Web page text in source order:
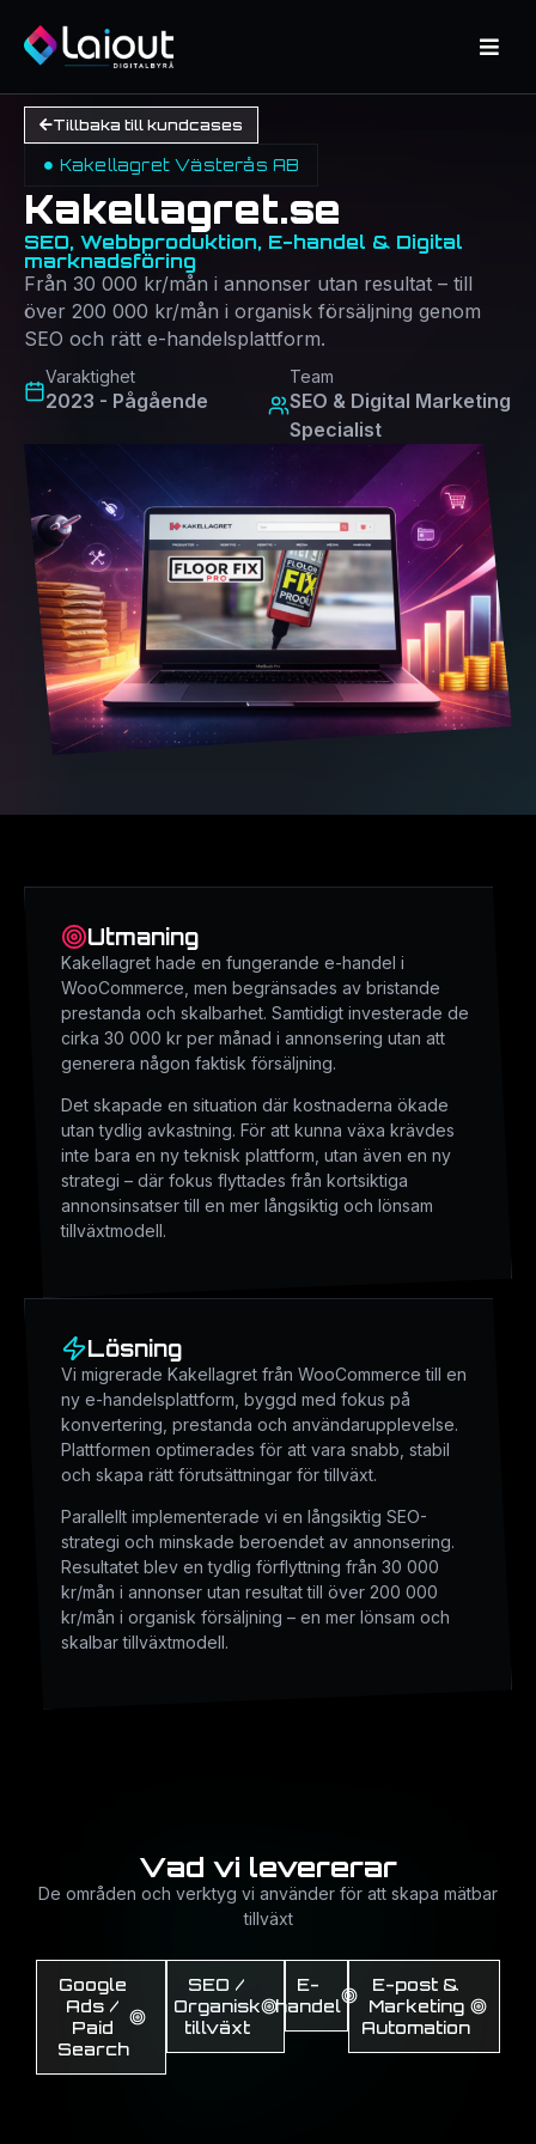
Tillbaka till kundcases
Kakellagret Västerås AB
Kakellagret.se
SEO, Webbproduktion, E-handel & Digital
marknadsföring
Från 30 000 kr/mån i annonser utan resultat – till
över 200 000 kr/mån i organisk försäljning genom
SEO och rätt e-handelsplattform.
Varaktighet
2023 - Pågående
Team
SEO & Digital Marketing
Specialist
Utmaning
Kakellagret hade en fungerande e-handel i
WooCommerce, men begränsades av bristande
prestanda och skalbarhet. Samtidigt investerade de
cirka 30 000 kr per månad i annonsering utan att
generera någon faktisk försäljning.
Det skapade en situation där kostnaderna ökade
utan tydlig avkastning. För att kunna växa krävdes
inte bara en ny teknisk plattform, utan även en ny
strategi – där fokus flyttades från kortsiktiga
annonsinsatser till en mer långsiktig och lönsam
tillväxtmodell.
Lösning
Vi migrerade Kakellagret från WooCommerce till en
ny e-handelsplattform, byggd med fokus på
konvertering, prestanda och användarupplevelse.
Plattformen optimerades för att vara snabb, stabil
och skapa rätt förutsättningar för tillväxt.
Parallellt implementerade vi en långsiktig SEO-
strategi och minskade beroendet av annonsering.
Resultatet blev en tydlig förflyttning från 30 000
kr/mån i annonser utan resultat till över 200 000
kr/mån i organisk försäljning – en mer lönsam och
skalbar tillväxtmodell.
Vad vi levererar
De områden och verktyg vi använder för att skapa mätbar
tillväxt
Google
Ads /
Paid
Search
SEO /
Organisk
tillväxt
E-
handel
E-post &
Marketing
Automation